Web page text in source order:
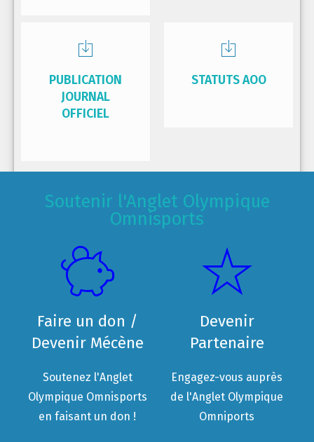
PUBLICATION
JOURNAL
OFFICIEL
STATUTS AOO
Soutenir l'Anglet Olympique
Omnisports
Faire un don /
Devenir Mécène
Soutenez l'Anglet
Olympique Omnisports
en faisant un don !
Devenir
Partenaire
Engagez-vous auprès
de l'Anglet Olympique
Omniports